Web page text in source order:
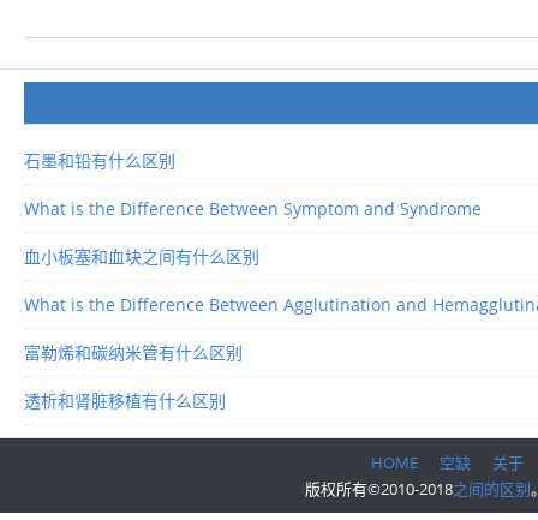
石墨和铅有什么区别
What is the Difference Between Symptom and Syndrome
血小板塞和血块之间有什么区别
What is the Difference Between Agglutination and
富勒烯和碳纳米管有什么区别
透析和肾脏移植有什么区别
HOME 空缺
关于
版权所有©2010-2018之间的区别